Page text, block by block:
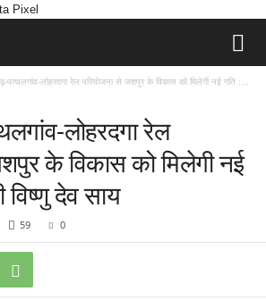
Pixel
पत्थलगांव-लोहरदगा रेल परियोजना से जशपुर के विकास को मिलेगी नई गति :...
लोहरदगा रेल
के विकास को मिलेगी नई
देव साय
59 0